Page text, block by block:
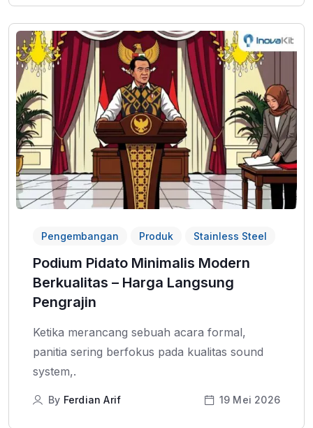
Pengembangan Produk Stainless Steel
Podium Pidato Minimalis Modern
Berkualitas – Harga Langsung
Pengrajin
Ketika merancang sebuah acara formal,
panitia sering berfokus pada kualitas sound
system,.
By Ferdian Arif 19 Mei 2026